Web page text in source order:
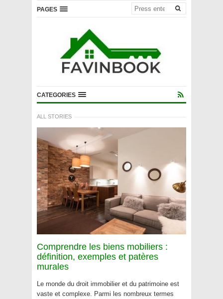
PAGES
CATEGORIES
ALL STORIES
Comprendre les biens mobiliers :
définition, exemples et patères
murales
Le monde du droit immobilier et du patrimoine est
vaste et complexe. Parmi les nombreux termes